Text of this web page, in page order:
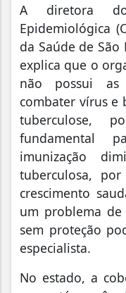
A diretora
Epidemiológica
da Saúde de São
explica que o
não possui as
combater vírus e
tuberculose,
fundamental
imunização
tuberculosa,
crescimento
um problema de
sem proteção
especialista.
No estado, a